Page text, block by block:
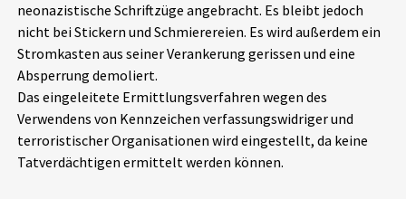
Aktuelles
Alle Beiträge
Veranstaltungen
Pressemitteilungen
Über uns
Projektbeschreibung
Kontakt
neonazistische Schriftzüge angebracht. Es bleibt jedoch
nicht bei Stickern und Schmierereien. Es wird außerdem ein
Stromkasten aus seiner Verankerung gerissen und eine
Absperrung demoliert.
Das eingeleitete Ermittlungsverfahren wegen des
Verwendens von Kennzeichen verfassungswidriger und
terroristischer Organisationen wird eingestellt, da keine
Tatverdächtigen ermittelt werden können.